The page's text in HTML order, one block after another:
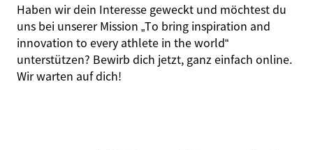
Haben wir dein Interesse geweckt und möchtest du
uns bei unserer Mission „To bring inspiration and
innovation to every athlete in the world“
unterstützen? Bewirb dich jetzt, ganz einfach online.
Wir warten auf dich!